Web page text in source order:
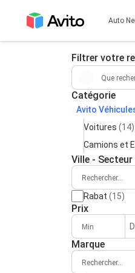
Auto
Filtrer votre
Catégorie
Avito
Voitures (14)
Camions et
Ville - Secteur
Rabat (15)
Prix
Marque